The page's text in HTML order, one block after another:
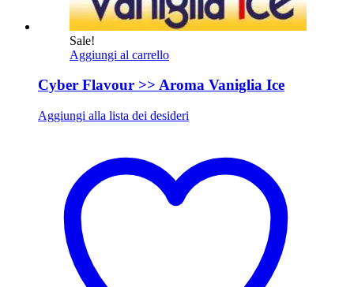
Sale!
Aggiungi al carrello
Cyber Flavour >> Aroma Vaniglia Ice
Aggiungi alla lista dei desideri